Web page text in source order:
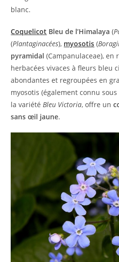
blanc.
Coquelicot Bleu de l’Himalaya(
(Plantaginacées), myosotis (
pyramidal (Campanulaceae), en
herbacées vivaces à fleurs bleu
abondantes et regroupées en
myosotis (également connu
la variétéBleu Victoria, offre un
sans œil jaune.